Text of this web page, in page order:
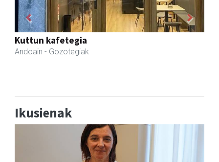
Francisco Mendikute
Andoain - Harategiak
Previous Next
Ikusienak